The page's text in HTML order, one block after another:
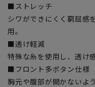
■ストレッチ
シワができにくく窮屈感
用。
■透け軽減
特殊な糸を使用し、透け
■フロント多ボタン仕様
胸元や腹部が開かないよ